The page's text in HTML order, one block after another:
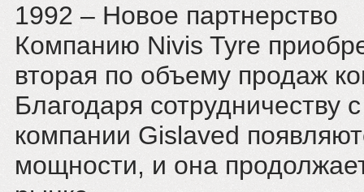
1992 – Новое партнерство
Компанию Nivis Tyre
вторая по объему продаж
Благодаря сотрудничеству
компании Gislaved
мощности, и она